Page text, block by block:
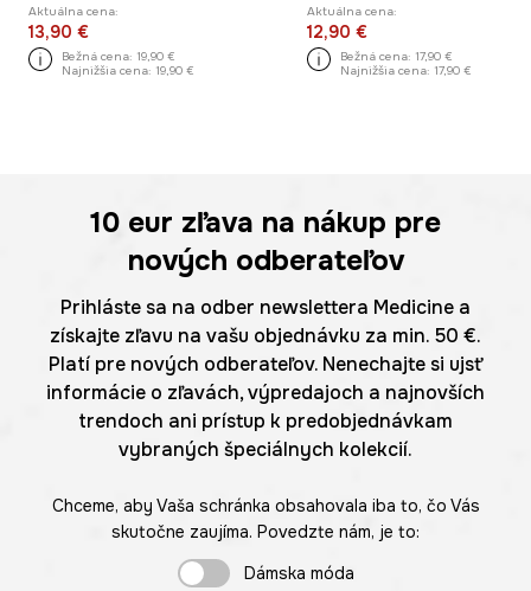
Aktuálna cena:
13,90 €
Bežná cena: 19,90 €
Najnižšia cena: 19,90 €
Aktuálna cena:
12,90 €
Bežná cena: 17,90 €
Najnižšia cena: 17,90 €
10 eur zľava na nákup pre
nových odberateľov
Prihláste sa na odber newslettera Medicine a
získajte zľavu na vašu objednávku za min. 50 €.
Platí pre nových odberateľov. Nenechajte si ujsť
informácie o zľavách, výpredajoch a najnovších
trendoch ani prístup k predobjednávkam
vybraných špeciálnych kolekcií.
Chceme, aby Vaša schránka obsahovala iba to, čo Vás
skutočne zaujíma. Povedzte nám, je to:
Dámska móda